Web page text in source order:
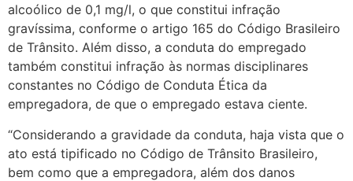
alcoólico de 0,1 mg/l, o que constitui infração
gravíssima, conforme o artigo 165 do Código Brasileiro
de Trânsito. Além disso, a conduta do empregado
também constitui infração às normas disciplinares
constantes no Código de Conduta Ética da
empregadora, de que o empregado estava ciente.
“Considerando a gravidade da conduta, haja vista que o
ato está tipificado no Código de Trânsito Brasileiro,
bem como que a empregadora, além dos danos